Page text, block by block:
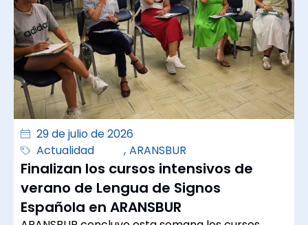
29 de julio de 2026
Actualidad
, ARANSBUR
Finalizan los cursos intensivos de
verano de Lengua de Signos
Española en ARANSBUR